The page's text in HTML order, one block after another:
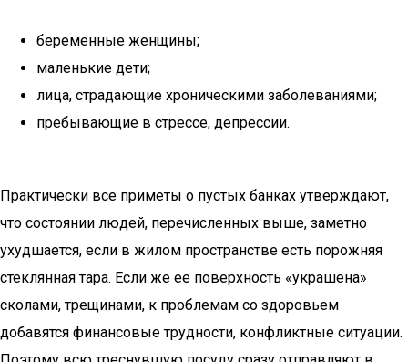
беременные женщины;
маленькие дети;
лица, страдающие хроническими заболеваниями;
пребывающие в стрессе, депрессии.
Практически все приметы о пустых банках утверждают,
что состоянии людей, перечисленных выше, заметно
ухудшается, если в жилом пространстве есть порожняя
стеклянная тара. Если же ее поверхность «украшена»
сколами, трещинами, к проблемам со здоровьем
добавятся финансовые трудности, конфликтные ситуации.